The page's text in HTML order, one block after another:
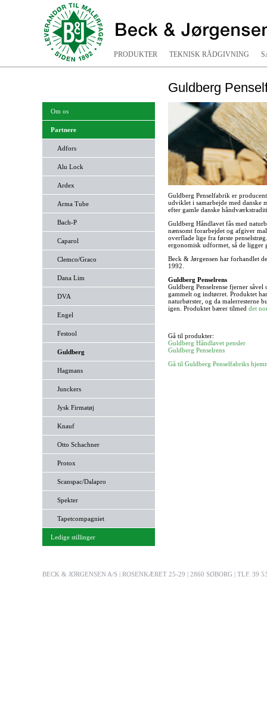
PRODUKTER TEKNISK RÅDGIVNING
Guldberg
Om os
Partnere
Adfors
Alu Lock
Ardex
Arma Tube
Bach-P
Caparol
Clemco/Graco
Dana Lim
DVA
Engel
Festool
Guldberg
Hagmans
Junckers
Jysk Firmatøj
Knauf
Otto Schachner
Protox
Scanspac/Dalapro
Spekter
Tapetcompagniet
Ledige stillinger
Guldberg Penselfabrik er
udviklet i samarbejde med danske
efter gamle danske
Guldberg Håndlavet fås med
nænsomt forarbejdet og afgiver
overflade lige fra første
ergonomisk udformet, så de ligger
Beck & Jørgensen har forhandlet
1992.
Guldberg Penselrens
Guldberg Penselrense fjerner
gammelt og indtørret. Produktet
naturbørster, og da malerresterne
igen. Produktet bærer tilmed det
Gå til produkter:
Guldberg Håndlavet pensler
Guldberg Penselrens
Gå til Guldberg Penselfabriks
BECK & JØRGENSEN A/S | ROSENKÆRET 25-29 | 2860 SØBORG | TLF. 39